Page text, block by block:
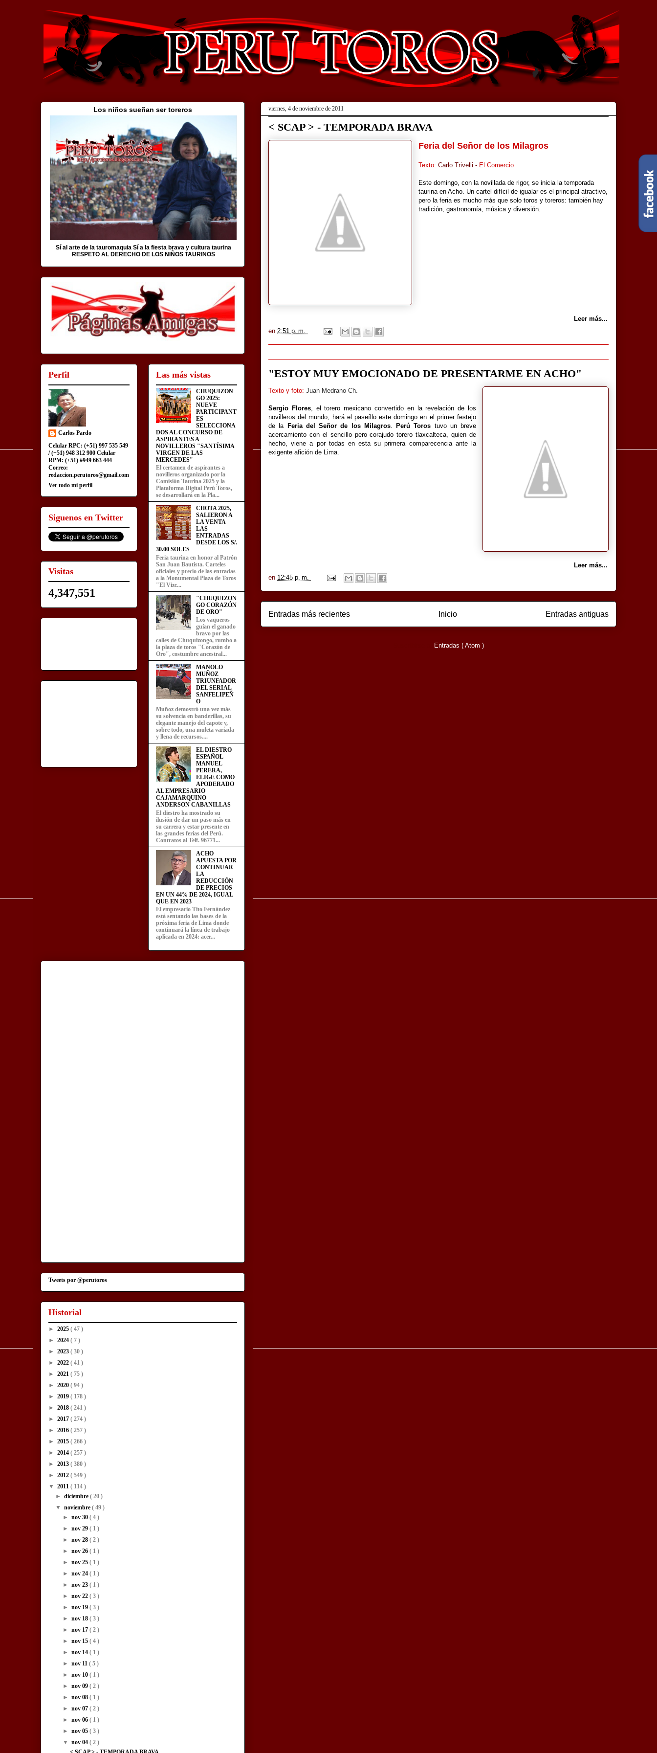
viernes, 4 de noviembre de 2011
< SCAP > - TEMPORADA BRAVA
Feria del Señor de los Milagros
Texto: Carlo Trivelli - El Comercio
Este domingo, con la novillada de rigor, se inicia la temporada
taurina en Acho. Un cartel difícil de igualar es el principal atractivo,
pero la feria es mucho más que solo toros y toreros: también hay
tradición, gastronomía, música y diversión.
Leer más...
en 2:51 p. m.
"ESTOY MUY EMOCIONADO DE PRESENTARME EN ACHO"
Texto y foto: Juan Medrano Ch.
Sergio Flores, el torero mexicano convertido en la revelación de los
novilleros del mundo, hará el paseíllo este domingo en el primer festejo
de la Feria del Señor de los Milagros. Perú Toros tuvo un breve
acercamiento con el sencillo pero corajudo torero tlaxcalteca, quien de
hecho, viene a por todas en esta su primera comparecencia ante la
exigente afición de Lima.
Leer más...
en 12:45 p. m.
Entradas más recientes Entradas antiguas
Inicio
Entradas ( Atom )
Los niños sueñan ser toreros
Sí al arte de la tauromaquia Sí a la fiesta brava y cultura taurina
RESPETO AL DERECHO DE LOS NIÑOS TAURINOS
Perfil
Carlos Pardo
Celular RPC: (+51) 997 535 549
/ (+51) 948 312 900 Celular
RPM: (+51) #949 663 444
Correo:
redaccion.perutoros@gmail.com
Ver todo mi perfil
Siguenos en Twitter
Visitas
4,347,551
Las más vistas
CHUQUIZON
GO 2025:
NUEVE
PARTICIPANT
ES
SELECCIONA
DOS AL CONCURSO DE
ASPIRANTES A
NOVILLEROS "SANTÍSIMA
VIRGEN DE LAS
MERCEDES"
El certamen de aspirantes a
novilleros organizado por la
Comisión Taurina 2025 y la
Plataforma Digital Perú Toros,
se desarrollará en la Pla...
CHOTA 2025,
SALIERON A
LA VENTA
LAS
ENTRADAS
DESDE LOS S/.
30.00 SOLES
Feria taurina en honor al Patrón
San Juan Bautista. Carteles
oficiales y precio de las entradas
a la Monumental Plaza de Toros
"El Vizc...
"CHUQUIZON
GO CORAZÓN
DE ORO"
Los vaqueros
guían el ganado
bravo por las
calles de Chuquizongo, rumbo a
la plaza de toros "Corazón de
Oro", costumbre ancestral...
MANOLO
MUÑOZ
TRIUNFADOR
DEL SERIAL
SANFELIPEÑ
O
Muñoz demostró una vez más
su solvencia en banderillas, su
elegante manejo del capote y,
sobre todo, una muleta variada
y llena de recursos....
EL DIESTRO
ESPAÑOL
MANUEL
PERERA,
ELIGE COMO
APODERADO
AL EMPRESARIO
CAJAMARQUINO
ANDERSON CABANILLAS
El diestro ha mostrado su
ilusión de dar un paso más en
su carrera y estar presente en
las grandes ferias del Perú.
Contratos al Telf. 96771...
ACHO
APUESTA POR
CONTINUAR
LA
REDUCCIÓN
DE PRECIOS
EN UN 44% DE 2024, IGUAL
QUE EN 2023
El empresario Tito Fernández
está sentando las bases de la
próxima feria de Lima donde
continuará la línea de trabajo
aplicada en 2024: acer...
Tweets por @perutoros
Historial
► 2025 ( 47 )
► 2024 ( 7 )
► 2023 ( 30 )
► 2022 ( 41 )
► 2021 ( 75 )
► 2020 ( 94 )
► 2019 ( 178 )
► 2018 ( 241 )
► 2017 ( 274 )
► 2016 ( 257 )
► 2015 ( 266 )
► 2014 ( 257 )
► 2013 ( 380 )
► 2012 ( 549 )
▼ 2011 ( 114 )
►diciembre( 20 )
▼noviembre( 49 )
► nov 30 ( 4 )
► nov 29 ( 1 )
► nov 28 ( 2 )
► nov 26 ( 1 )
► nov 25 ( 1 )
► nov 24 ( 1 )
► nov 23 ( 1 )
► nov 22 ( 3 )
► nov 19 ( 3 )
► nov 18 ( 3 )
► nov 17 ( 2 )
► nov 15 ( 4 )
► nov 14 ( 1 )
► nov 11 ( 5 )
► nov 10 ( 1 )
► nov 09 ( 2 )
► nov 08 ( 1 )
► nov 07 ( 2 )
► nov 06 ( 1 )
► nov 05 ( 3 )
▼ nov 04 ( 2 )